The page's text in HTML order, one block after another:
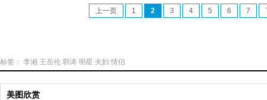
上一页 1 2 3 4 5 6 7
标签： 李湘 王岳伦 郭涛 明星 夫妇 情侣
美图欣赏